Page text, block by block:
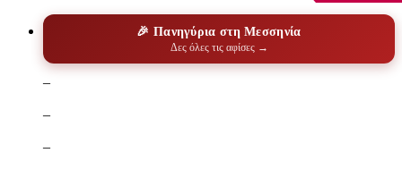
🎉 Πανηγύρια στη Μεσσηνία
Δες όλες τις αφίσες →
–
–
–